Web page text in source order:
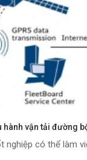
hành vận tải đường
nghiệp có thể làm